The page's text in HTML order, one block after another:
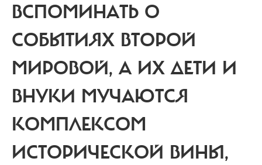
ВСПОМИНАТЬ О
СОБЫТИЯХ ВТОРОЙ
МИРОВОЙ, А ИХ ДЕТИ И
ВНУКИ МУЧАЮТСЯ
КОМПЛЕКСОМ
ИСТОРИЧЕСКОЙ ВИНЫ,